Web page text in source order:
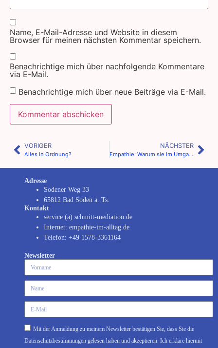
Name, E-Mail-Adresse und Website in diesem
Browser für meinen nächsten Kommentar speichern.
Benachrichtige mich über nachfolgende Kommentare
via E-Mail.
Benachrichtige mich über neue Beiträge via E-Mail.
VORIGER
Alles in Ordnung?
NÄCHSTER
Empathie: Warum sie im Umgang mit anderen Menschen entscheidend ist.
Adresse
Sodener Weg 33
65812 Bad Soden a. Ts.
Kontakt
service (a) schmitt-mediation.de
Internet: empathie-im-alltag.de
Telefon: +49 1578-3361164
Newsletter
Mit der Anmeldung zu meinem Newsletter bestätigen Sie, dass Sie die
Datenschutzbestimmungen gelesen haben und akzeptieren. Ich erkläre hiermit